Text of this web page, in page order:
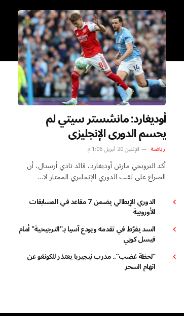
أوديغارد: مانشستر سيتي لم
يحسم الدوري الإنجليزي
رياضة الإثنين 20 أبريل 1:06 م
أكد النرويجي مارتن أوديغارد، قائد نادي أرسنال، أن
الصراع على لقب الدوري الإنجليزي الممتاز لا…
الدوري الإيطالي يضمن 7 مقاعد في المسابقات
الأوروبية
السد يفرّط في تقدمه ويودع آسيا بـ"الترجيحية" أمام
فيسل كوبي
“لحظة غضب”.. مدرب نيجيريا يعتذر للكونغو عن
اتهام السحر